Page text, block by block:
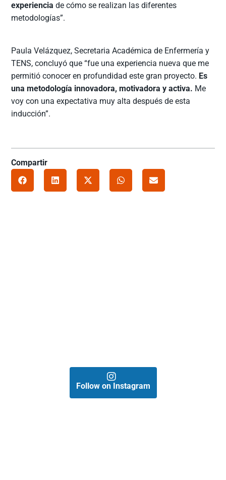
experienciade cómo se realizan las diferentes
metodologías”.
Paula Velázquez, Secretaria Académica de Enfermería y
TENS, concluyó que “fue una experiencia nueva que me
permitió conocer en profundidad este gran proyecto. Es
una metodología innovadora, motivadora y activa. Me
voy con una expectativa muy alta después de esta
inducción”.
Compartir
Follow on Instagram